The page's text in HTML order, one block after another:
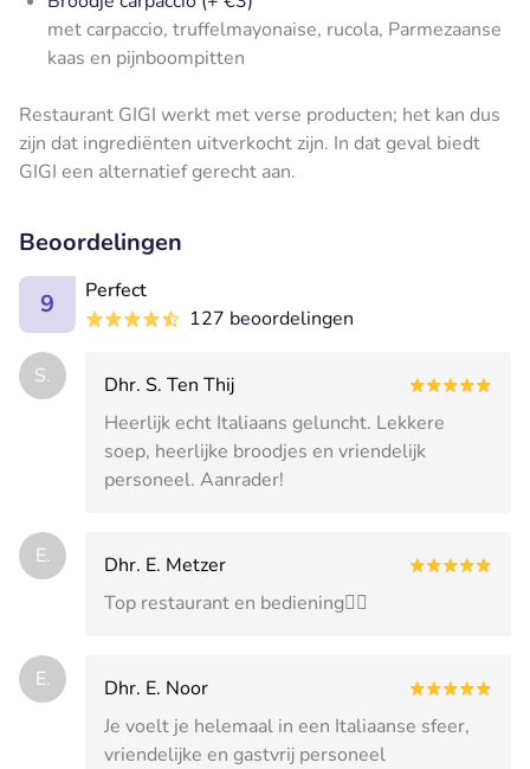
met carpaccio, truffelmayonaise, rucola, Parmezaanse
kaas en pijnboompitten
Restaurant GIGI werkt met verse producten; het kan dus
zijn dat ingrediënten uitverkocht zijn. In dat geval biedt
GIGI een alternatief gerecht aan.
Beoordelingen
9
Perfect
127 beoordelingen
S.
Dhr. S. Ten Thij
Heerlijk echt Italiaans geluncht. Lekkere
soep, heerlijke broodjes en vriendelijk
personeel. Aanrader!
E.
Dhr. E. Metzer
Top restaurant en bediening👍🏻
E.
Dhr. E. Noor
Je voelt je helemaal in een Italiaanse sfeer,
vriendelijke en gastvrij personeel